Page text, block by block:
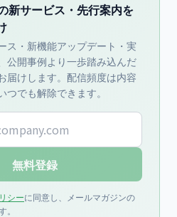
新サービス・先行案内を
ス・新機能アップデート・実
公開事例より一歩踏み込んだ
届けします。配信頻度は内容
つでも解除できます。
無料登録
シーに同意し、メールマガジンの